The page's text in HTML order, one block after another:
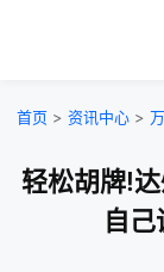
首页 > 资讯中心 >
轻松胡牌!
自